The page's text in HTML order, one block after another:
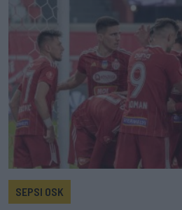
SEPSI OSK